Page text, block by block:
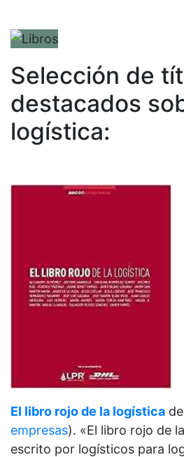
Selección de
destacados
logística:
El libro rojo de la logística de
empresas). «El libro rojo de
escrito por logísticos para